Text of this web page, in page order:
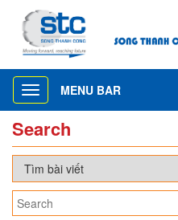
Toggle
navigation
MENU BAR
Search